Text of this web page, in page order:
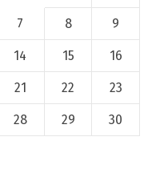
7 8 9
14 15 16
21 22 23
28 29 30